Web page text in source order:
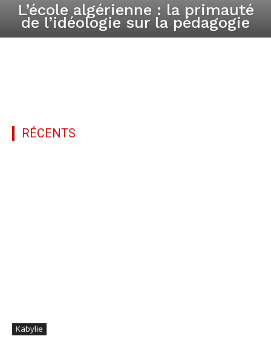
L’école algérienne : la primauté
de l’idéologie sur la pédagogie
RÉCENTS
All
Dépêche
Kabylie